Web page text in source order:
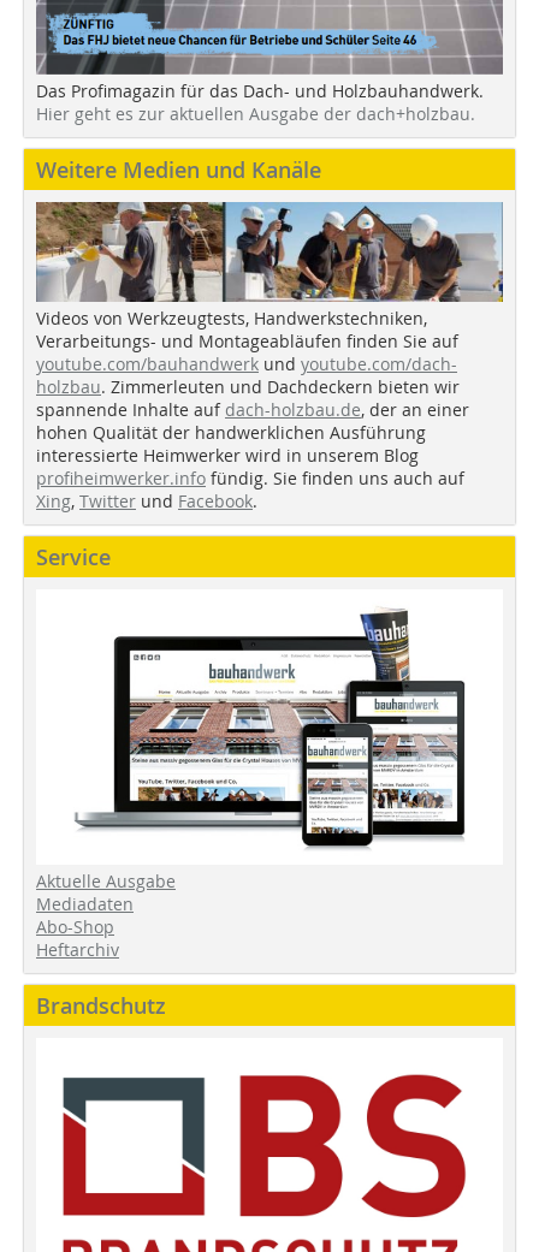
Das Profimagazin für das Dach- und Holzbauhandwerk.
Hier geht es zur aktuellen Ausgabe der dach+holzbau.
Weitere Medien und Kanäle
Videos von Werkzeugtests, Handwerkstechniken,
Verarbeitungs- und Montageabläufen finden Sie auf
youtube.com/bauhandwerk und youtube.com/dach-
holzbau. Zimmerleuten und Dachdeckern bieten wir
spannende Inhalte auf dach-holzbau.de, der an einer
hohen Qualität der handwerklichen Ausführung
interessierte Heimwerker wird in unserem Blog
profiheimwerker.info fündig. Sie finden uns auch auf
Xing, Twitter und Facebook.
Service
Aktuelle Ausgabe
Mediadaten
Abo-Shop
Heftarchiv
Brandschutz